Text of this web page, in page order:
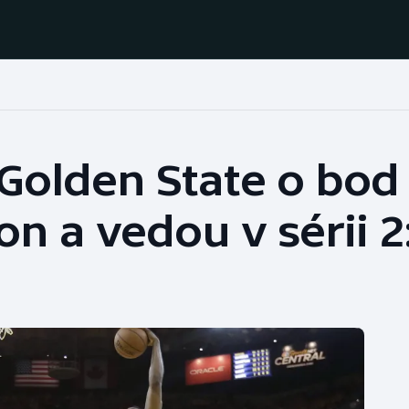
Jezdectví
Judo
Lezení
Lyže a snowboard
Rychlobruslení
Rychlostní
kanoistika
Sportovní střelba
Stolní tenis
State o bod
a vedou v sérii